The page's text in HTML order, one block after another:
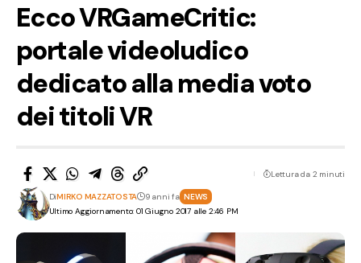
Ecco VRGameCritic:
portale videoludico
dedicato alla media voto
dei titoli VR
Ultimo Aggiornamento: 01 Giugno 2017 alle 2:46 PM
DiMIRKO MAZZATOSTA 9 anni fa NEWS
Lettura da 2 minuti